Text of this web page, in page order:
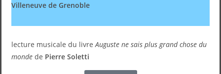
Villeneuve de Grenoble
lecture musicale du livreAuguste ne sais plus grand chose du
monde de Pierre Soletti